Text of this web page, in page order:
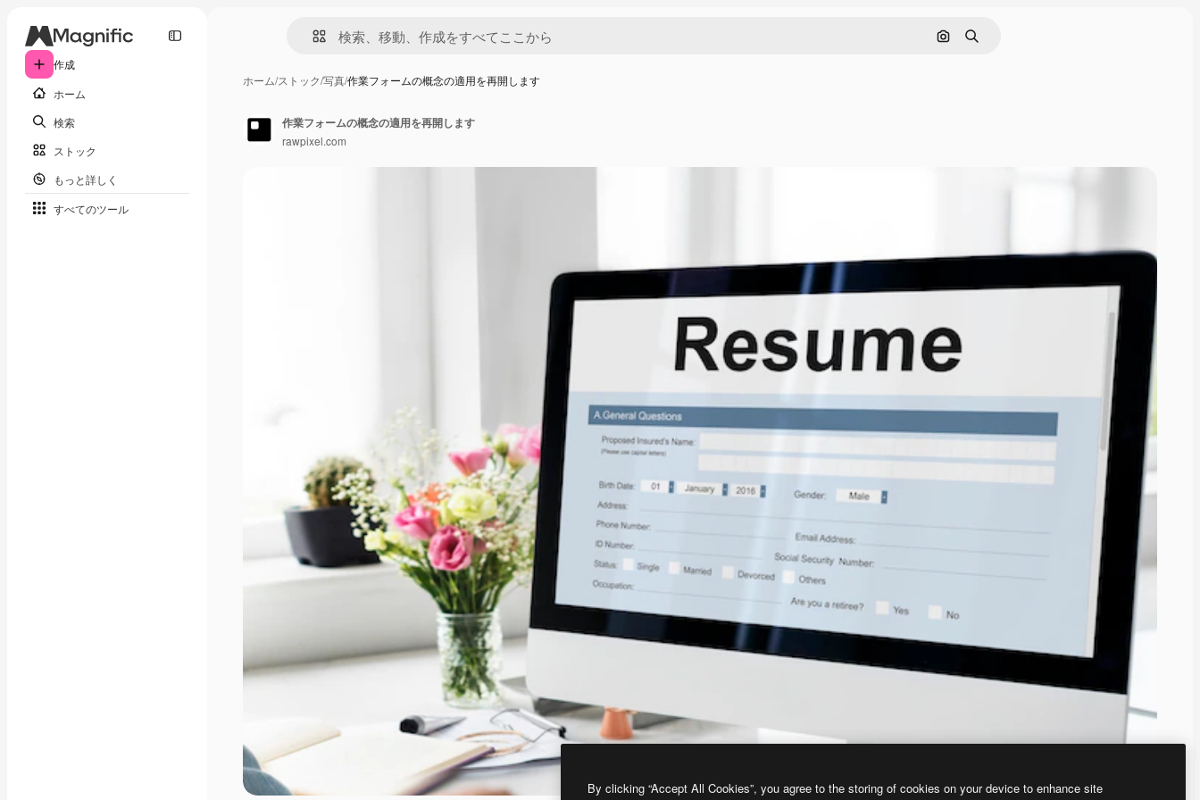
作成
ホーム
検索
ストック
もっと詳しく
すべてのツール
画像で検索
検索
ホーム/ストック/写真/作業フォームの概念の適用を再開します
作業フォームの概念の適用を再開します
rawpixel.com
By clicking “Accept All Cookies”, you agree to the storing of cookies on your device to enhance site